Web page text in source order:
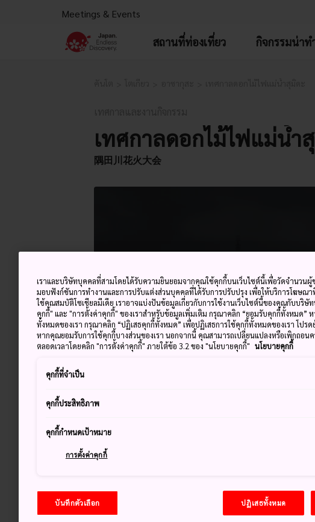
Meetings & Events
สถานที่ท่องเที่ยว กิจกรรมน่าท
เทศกาลดอกไม้ไฟแม่น้ำ
隅田川花火大会
เราและบริษัทบุคคลที่สามโดยได้รับความยินยอมจากคุณใช้คุกกี้บนเว็บไซต์นี้เพื่อวัดจำนวนผู้ช
มอบฟังก์ชันการทำงานและการปรับแต่งส่วนบุคคลที่ได้รับการปรับปรุง เพื่อให้บริการโฆษณา
ใช้คุณสมบัติโซเชียลมีเดีย เราอาจแบ่งปันข้อมูลเกี่ยวกับการใช้งานเว็บไซต์นี้ของคุณกับบริษั
คุกกี้" และ "การตั้งค่าคุกกี้" ของเราสำหรับข้อมูลเพิ่มเติม กรุณาคลิก “ยอมรับคุกกี้ทั้งหมด”
ทั้งหมดของเรา กรุณาคลิก “ปฏิเสธคุกกี้ทั้งหมด” เพื่อปฏิเสธการใช้คุกกี้ทั้งหมดของเรา โปร
หากคุณยอมรับการใช้คุกกี้บางส่วนของเรา นอกจากนี้ คุณสามารถเปลี่ยนแปลงหรือเพิกถอน
ตลอดเวลาโดยคลิก "การตั้งค่าคุกกี้" ภายใต้ข้อ 3.2 ของ "นโยบายคุกกี้" นโยบายคุกกี้
คุกกี้ที่จำเป็น
คุกกี้ประสิทธิภาพ
คุกกี้กำหนดเป้าหมาย
การตั้งค่าคุกกี้
บันทึกตัวเลือก ปฏิเสธทั้งหมด